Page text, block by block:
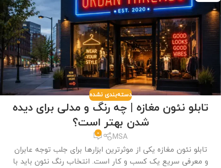
دسته‌بندی نشده
تابلو نئون مغازه | چه رنگ و مدلی برای دیده
شدن بهتر است؟
MSA
0
تابلو نئون مغازه یکی از موثرترین ابزارها برای جلب توجه عابران
و معرفی سریع یک کسب و کار است. انتخاب رنگ نئون باید با